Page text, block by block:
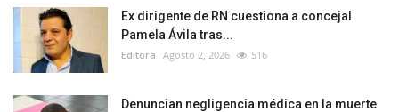
Ex dirigente de RN cuestiona a concejal
Pamela Ávila tras...
Editora Agosto 2, 2026 516
Denuncian negligencia médica en la muerte